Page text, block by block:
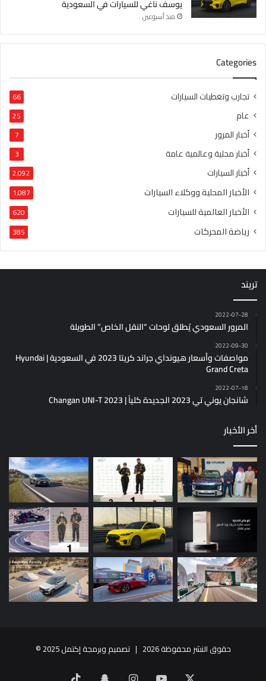
يوسف ناغي للسيارات في السعودية
منذ أسبوعين
Categories
تجارب وتغطيات السيارات 66
عام 25
أخبار المرور 7
أخبار محلية وعالمية عامة 3
أخبار السيارات 2٬092
الأخبار المحلية ووكلاء السيارات 1٬087
الأخبار العالمية للسيارات 620
رياضة المحركات 385
تريند
2022-07-28
المرور السعودي يُطلق لوحات “النقل الخاص” الطويلة
2022-09-30
مواصفات وأسعار هيونداي جراند كريتا 2023 في السعودية | Hyundai
Grand Creta
2022-07-18
شانجان يوني تي 2023 الجديدة كلياً | Changan UNI-T 2023
أخر الأخبار
حقوق النشر محفوظة 2026 | تصميم وبرمجة إكتمل 2025 ©